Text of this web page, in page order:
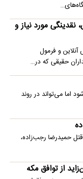
نقدینگی مورد نیاز و
و فرمول
حقیقی که در…
اما می‌تواند در روند
۴ نفر از متهمان قتل حمیدرضا رجب‌زاده،
از توافق مکه